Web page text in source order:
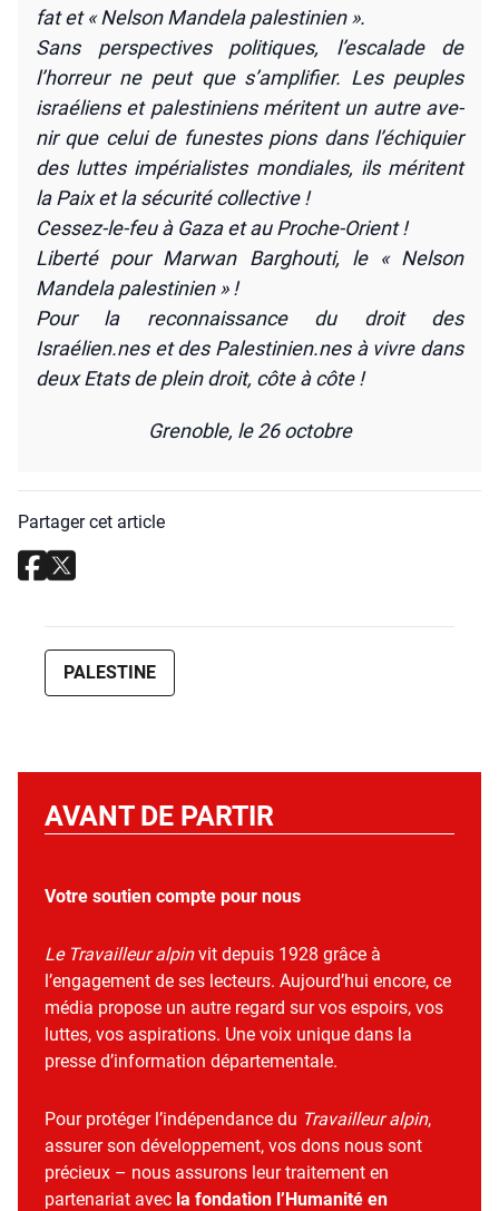
fat et « Nel­son Man­de­la pales­ti­nien ».
Sans pers­pec­tives poli­tiques, l’escalade de
l’horreur ne peut que s’amplifier. Les peuples
israé­liens et pales­ti­niens méritent un autre ave­
nir que celui de funestes pions dans l’échiquier
des luttes impé­ria­listes mon­diales, ils méritent
la Paix et la sécu­ri­té col­lec­tive !
Ces­sez-le-feu à Gaza et au Proche-Orient !
Liber­té pour Mar­wan Bar­ghou­ti, le « Nel­son
Man­de­la pales­ti­nien » !
Pour la recon­nais­sance du droit des
Israélien.nes et des Palestinien.nes à vivre dans
deux Etats de plein droit, côte à côte !
Gre­noble, le 26 octobre
Partager cet article
PALESTINE
AVANT DE PARTIR
Votre soutien compte pour nous
Le Travailleur alpinvit depuis 1928 grâce à
l’engagement de ses lecteurs. Aujourd’hui encore, ce
média propose un autre regard sur vos espoirs, vos
luttes, vos aspirations. Une voix unique dans la
presse d’information départementale.
Pour protéger l’indépendance du Travailleur alpin,
assurer son développement, vos dons nous sont
précieux – nous assurons leur traitement en
partenariat avec la fondation l’Humanité en